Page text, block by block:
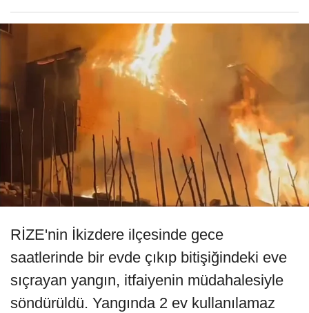
RİZE'nin İkizdere ilçesinde gece
saatlerinde bir evde çıkıp bitişiğindeki eve
sıçrayan yangın, itfaiyenin müdahalesiyle
söndürüldü. Yangında 2 ev kullanılamaz